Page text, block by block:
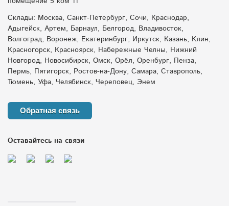
Склады: Москва, Санкт-Петербург, Сочи, Краснодар,
Адыгейск, Артем, Барнаул, Белгород, Владивосток,
Волгоград, Воронеж, Екатеринбург, Иркутск, Казань, Клин,
Красногорск, Красноярск, Набережные Челны, Нижний
Новгород, Новосибирск, Омск, Орёл, Оренбург, Пенза,
Пермь, Пятигорск, Ростов-на-Дону, Самара, Ставрополь,
Тюмень, Уфа, Челябинск, Череповец, Энем
Обратная связь
Оставайтесь на связи